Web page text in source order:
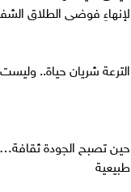
لإنهاءِ فوضى الطلاق
الترعة شريان حياة..
حين تصبح الجودة ثقافة…
طبيعية